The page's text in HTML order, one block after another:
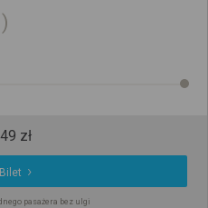
49 zł
pasażera bez ulgi